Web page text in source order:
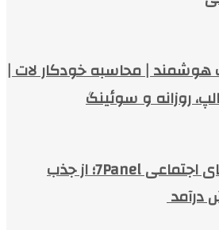
هوشمند | محاسبه خودکار لات |
روزانه و سوئینگ
خدمات شبکه‌های اجتماعی 7Panel؛ از جذب
درآمد